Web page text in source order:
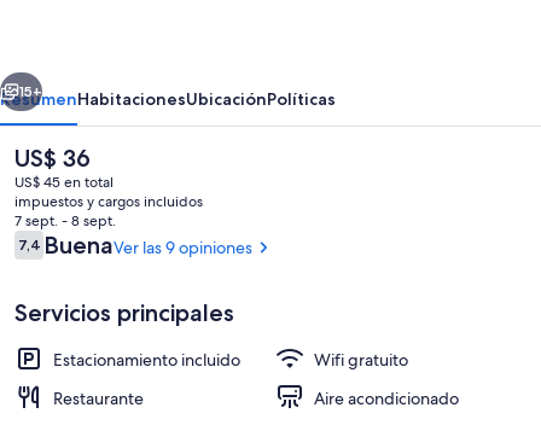
Detalle interior
Siguiente
15+
ResumenHabitacionesUbicaciónPolíticas
El
precio
actual
es
de
US$ 36
US$ 36
US$ 45 en total
impuestos y cargos incluidos
7 sept. - 8 sept.
Opiniones
7,47,4 de 10
BuenaVer las 9 opiniones
Servicios principales
Estacionamiento incluido
Wifi gratuito
Restaurante
Aire acondicionado